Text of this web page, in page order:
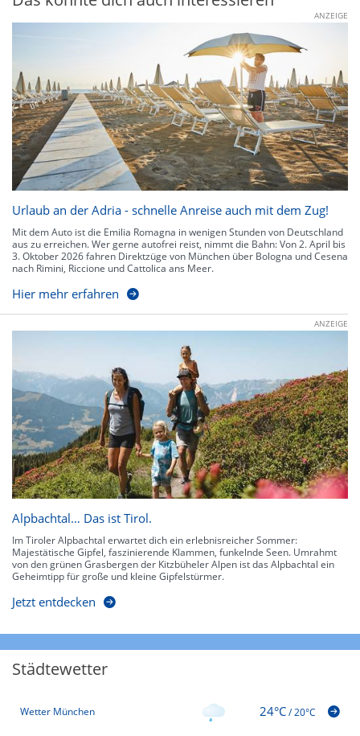
ANZEIGE
Urlaub an der Adria - schnelle Anreise auch mit dem Zug!
Mit dem Auto ist die Emilia Romagna in wenigen Stunden von Deutschland
aus zu erreichen. Wer gerne autofrei reist, nimmt die Bahn: Von 2. April bis
3. Oktober 2026 fahren Direktzüge von München über Bologna und Cesena
nach Rimini, Riccione und Cattolica ans Meer.
Hier mehr erfahren
ANZEIGE
Alpbachtal… Das ist Tirol.
Im Tiroler Alpbachtal erwartet dich ein erlebnisreicher Sommer:
Majestätische Gipfel, faszinierende Klammen, funkelnde Seen. Umrahmt
von den grünen Grasbergen der Kitzbüheler Alpen ist das Alpbachtal ein
Geheimtipp für große und kleine Gipfelstürmer.
Jetzt entdecken
Städtewetter
Wetter München 24°C/20°C